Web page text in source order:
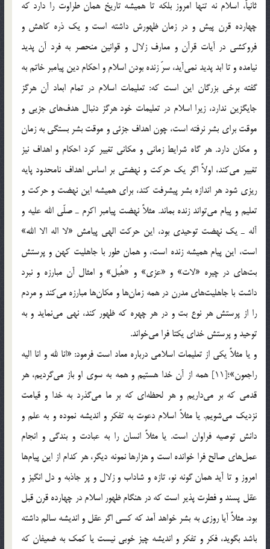
ثانياً، اسلام نه تنها امروز بلكه تا هميشه تاريخ همان طراوت را دارد كه
چهارده قرن پيش و در زمان ظهورش داشته است و يك ذره كاهش و
فروكشي در آيات قرآن و معارف زلال و قوانين منحصر به فرد آن پديد
نيامده و تا ابد پديد نمي‌آيد، سرّ زنده بودن اسلام و احكام دين پيامبر خاتم به
گفته برخي بزرگان اين است كه: تعليمات اسلام در تمام ابعاد آن هرگز
جايگزين ندارد، زيرا اسلام در تعليمات خود هرگز دنبال هدف‌هاي جزيي و
موقت براي بشر نرفته است، چون اهداف جزئي و موقت بشر بستگي به زمان
و مكان دارد. هر گاه شرايط زماني و مكاني تغيير كرد احكام و اهداف نيز
تغيير مي‌كند، اولاً اگر يك حركت و نهضتي بر اساس اهداف نامحدود پايه
ريزي شود هر اندازه بشر پيشرفت كند، براي هميشه اين نهضت و حركت و
تعليم و پيام مي‌تواند زنده بماند. مثلاً نهضت پيامبر اكرم ـ صلّي الله عليه و
آله ـ يك نهضت توحيدي بود، اين حركت الهي پيامش «لا اله الا الله»
است، اين پيام هميشه زنده است، و همان طور با جاهليت كهن و پرستش
بت‌هاي در چيره «لات» و «عزي» و «هُبل» و امثال آن مبارزه و نبرد
داشت با جاهليت‌هاي مدرن در همه زمان‌ها و مكان‌ها مبارزه مي‌كند و مردم
را از پرستش هر نوع بت و در هر چهره كه ظهور كند، نهي مي‌نمايد و به
توحيد و پرستش خداي يكتا فرا مي‌خواند.
و يا مثلاً يكي از تعليمات اسلامي درباره معاد است فرمود: «انا لله و انا اليه
راجعون»؛[11] همه از آن خدا هستيم و همه به سوي او باز مي‌گرديم، هر
قدمي كه بر مي‌داريم و هر لحظه‌اي كه بر ما مي‌گذرد به خدا و قيامت
نزديك مي‌شويم. يا مثلاً اسلام دعوت به تفكر و انديشه نموده و به علم و
دانش توصيه فراوان است. يا مثلاً انسان را به عبادت و بندگي و انجام
عمل‌هاي صالح فرا خوانده است و هزارها نمونه ديگر، هر كدام از اين پيام‌ها
امروز و تا آيد همان گونه نو، تازه و شاداب و زلال و پر جاذبه و دل انگيز و
عقل پسند و فطرت پذير است كه در هنگام ظهور اسلام در چهارده قرن قبل
بود. مثلاً آيا روزي به بشر خواهد آمد كه كسي اگر عقل و انديشه سالم داشته
باشد بگويد، فكر و تفكر و انديشه چيز خوبي نيست يا كمك به ضعيفان كه